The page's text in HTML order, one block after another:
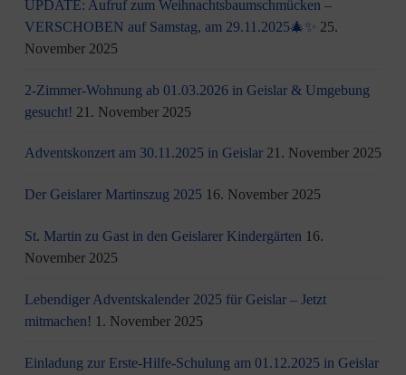
UPDATE: Aufruf zum Weihnachtsbaumschmücken –
VERSCHOBEN auf Samstag, am 29.11.2025🎄✨ 25.
November 2025
2-Zimmer-Wohnung ab 01.03.2026 in Geislar & Umgebung
gesucht! 21. November 2025
Adventskonzert am 30.11.2025 in Geislar 21. November 2025
Der Geislarer Martinszug 2025 16. November 2025
St. Martin zu Gast in den Geislarer Kindergärten 16.
November 2025
Lebendiger Adventskalender 2025 für Geislar – Jetzt
mitmachen! 1. November 2025
Einladung zur Erste-Hilfe-Schulung am 01.12.2025 in Geislar